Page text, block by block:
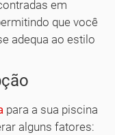
em
que você
adequa ao estilo
para a sua piscina
alguns fatores: